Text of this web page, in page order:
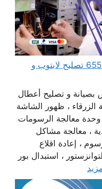
مهندس كمبيوتر صبحان 65511033 تصليح لابتوب و
و تصليح أعطال
الزرقاء ، ظهور الشاشة
معالجة الرسومات
، معالجة مشاكل
، إعادة اقلاع
، استبدال بور